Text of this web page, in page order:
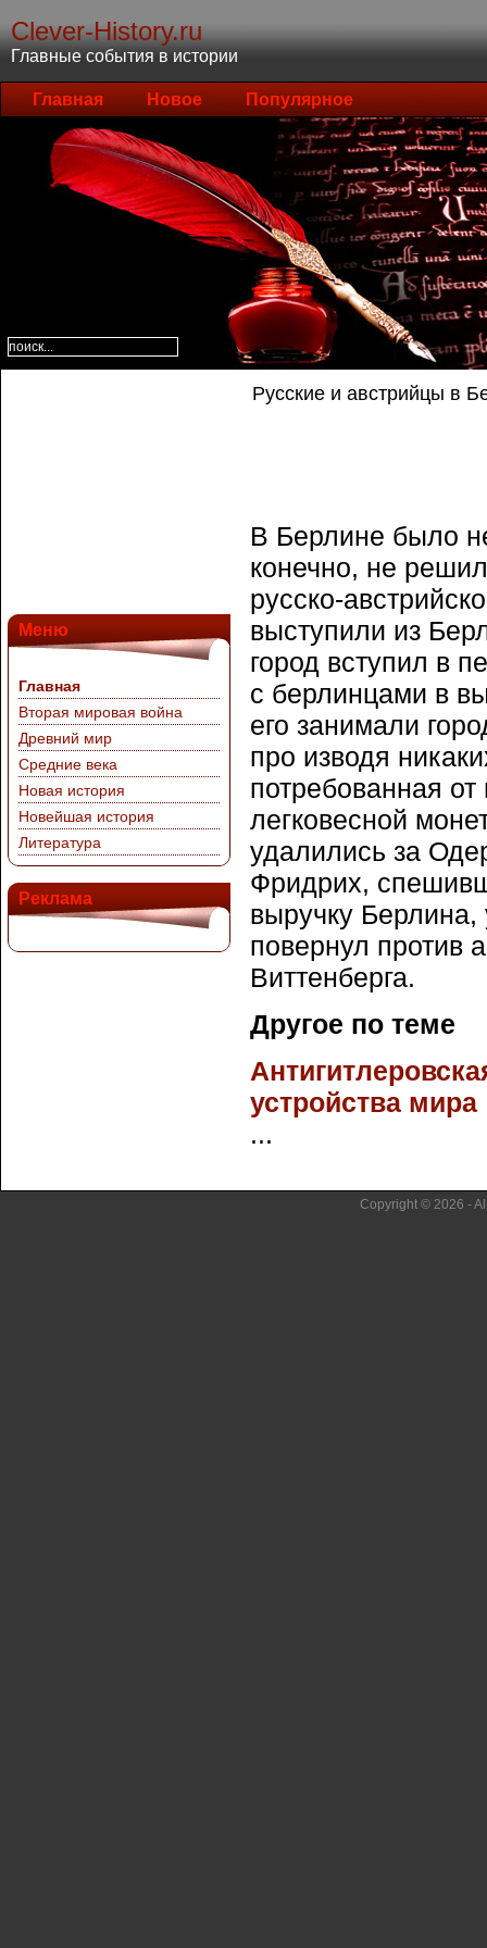
Clever-History.ru
Главные события в истории
Главная Новое Популярное
Меню
Главная
Вторая мировая война
Древний мир
Средние века
Новая история
Новейшая история
Литература
Реклама
Русские и австрийцы в
В Берлине было
конечно, не
русско-
выступили из
город вступил в
с берлинцами в
его занимали
про изводя
потребованная
легковесной
удалились за
Фридрих,
выручку
повернул против
Виттенберга.
Другое по теме
устройства мира
...
Copyright © 2026 -